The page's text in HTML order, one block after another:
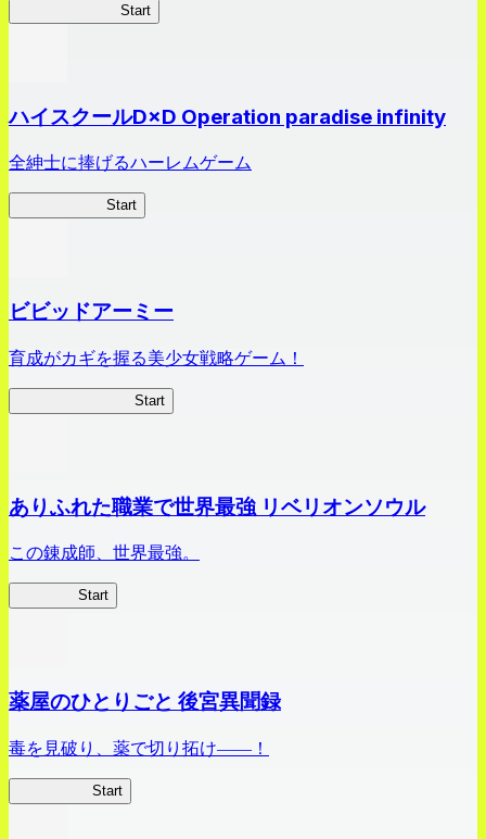
Start
ハイスクールD×D Operation paradise infinity
全紳士に捧げるハーレムゲーム
Start
ビビッドアーミー
育成がカギを握る美少女戦略ゲーム！
Start
ありふれた職業で世界最強 リベリオンソウル
この錬成師、世界最強。
Start
薬屋のひとりごと 後宮異聞録
毒を見破り、薬で切り拓け――！
Start